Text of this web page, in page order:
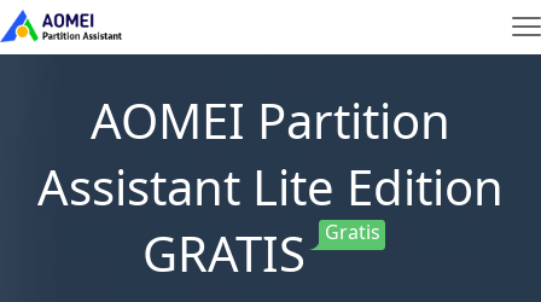
AOMEI Partition
Assistant Lite Edition
GRATIS